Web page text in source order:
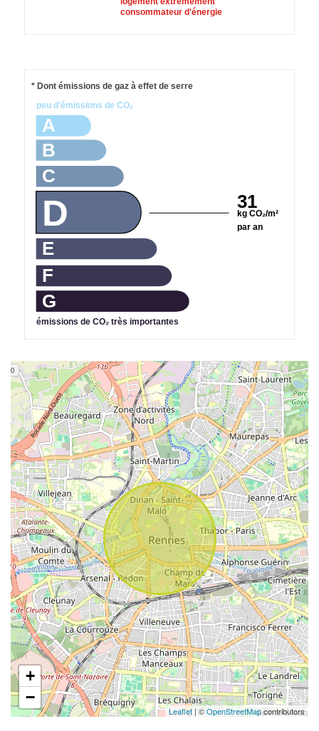
consommateur d'énergie
31
kg CO₂/m²
par an
A
B
C
D
E
F
G
émissions de CO₂ très importantes
peu d'émissions de CO₂
* Dont émissions de gaz à effet de serre
+
−
Leaflet| ©OpenStreetMapcontributors